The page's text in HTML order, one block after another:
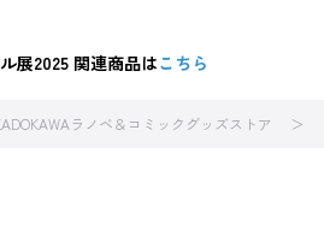
展2025 関連商品はこちら
ラノベ＆コミックグッズストア